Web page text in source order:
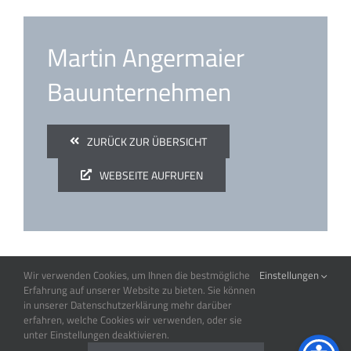
Martin Angermaier
Bauunternehmen
ZURÜCK ZUR ÜBERSICHT
WEBSEITE AUFRUFEN
© Copyright2026 |GDS Gesellschaft für Datenverarbeitungssysteme & -
Wir verwenden Cookies, um Ihnen die bestmögliche
Erfahrung auf unserer Website zu bieten. Sie können
in unserer Datenschutzerklärung mehr darüber
erfahren, welche Cookies wir verwenden, oder sie
unter Einstellungen deaktivieren.
Einstellungen